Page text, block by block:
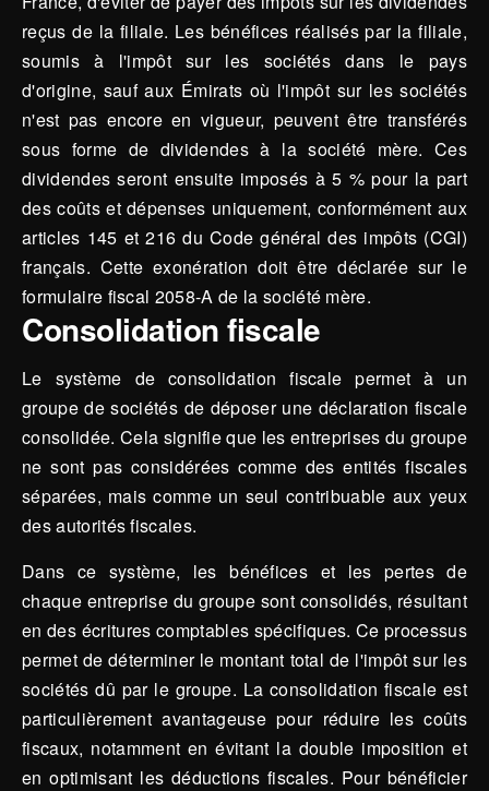
reçus de la filiale. Les bénéfices réalisés par la filiale,
soumis à l'impôt sur les sociétés dans le pays
d'origine, sauf aux Émirats où l'impôt sur les sociétés
n'est pas encore en vigueur, peuvent être transférés
sous forme de dividendes à la société mère. Ces
dividendes seront ensuite imposés à 5 % pour la part
des coûts et dépenses uniquement, conformément aux
articles 145 et 216 du Code général des impôts (CGI)
français. Cette exonération doit être déclarée sur le
formulaire fiscal 2058-A de la société mère.
Consolidation fiscale
Le système de consolidation fiscale permet à un
groupe de sociétés de déposer une déclaration fiscale
consolidée. Cela signifie que les entreprises du groupe
ne sont pas considérées comme des entités fiscales
séparées, mais comme un seul contribuable aux yeux
des autorités fiscales.
Dans ce système, les bénéfices et les pertes de
chaque entreprise du groupe sont consolidés, résultant
en des écritures comptables spécifiques. Ce processus
permet de déterminer le montant total de l'impôt sur les
sociétés dû par le groupe. La consolidation fiscale est
particulièrement avantageuse pour réduire les coûts
fiscaux, notamment en évitant la double imposition et
en optimisant les déductions fiscales. Pour bénéficier